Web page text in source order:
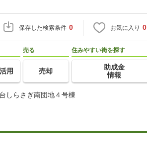
保存した検索条件 0 お気に入り 0
用
売る
売却
住みやすい街を探す
助成金
情報
しらさぎ南団地４号棟